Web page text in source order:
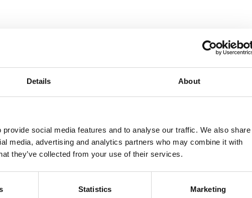
Details About
social media features and to analyse our traffic. We also share
media, advertising and analytics partners who may combine it with
they’ve collected from your use of their services.
Statistics Marketing
acută